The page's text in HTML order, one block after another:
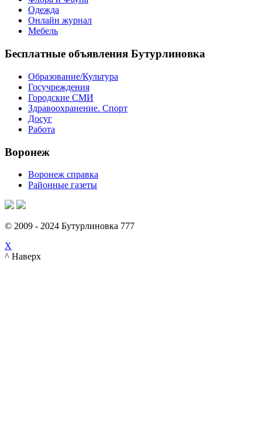
Одежда
Онлайн журнал
Мебель
Бесплатные объявления Бутурлиновка
Образование/Культура
Госучреждения
Городские СМИ
Здравоохранение. Спорт
Досуг
Работа
Воронеж
Воронеж справка
Районные газеты
© 2009 - 2024 Бутурлиновка 777
X
^ Наверх